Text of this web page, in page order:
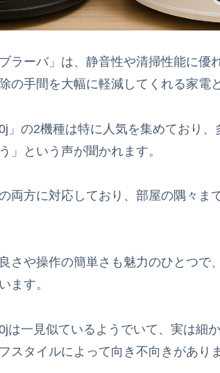
ラーバ」は、静音性や清掃性能に優
の手間を大幅に軽減してくれる家電
」の2機種は特に人気を集めており
」という声が聞かれます。
両方に対応しており、部屋の隅々ま
さや操作の簡単さも魅力のひとつで
ます。
は一見似ているようでいて、実は細
スタイルによって向き不向きがありま